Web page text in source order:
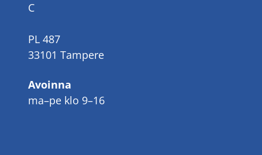
C
PL 487
33101 Tampere
Avoinna
ma–pe klo 9–16